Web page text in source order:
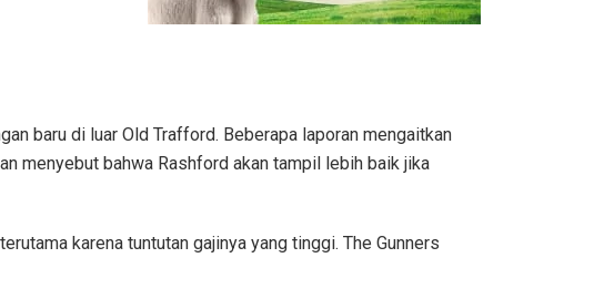
baru di luar Old Trafford. Beberapa laporan mengaitkan
menyebut bahwa Rashford akan tampil lebih baik jika
karena tuntutan gajinya yang tinggi. The Gunners